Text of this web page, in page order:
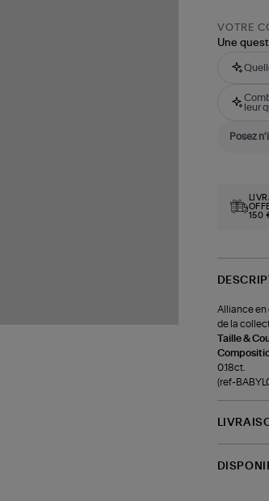
VOTRE
Une
leur
150
Alliance en
de la
Taille &
0.18ct.
(ref-